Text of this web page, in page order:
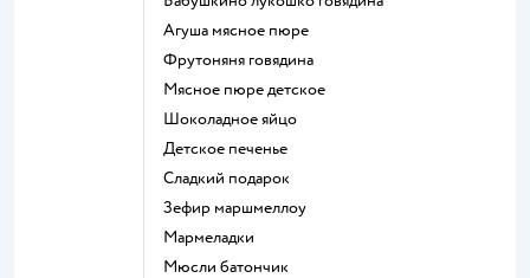
агуша мясное пюре
фрутоняня говядина
мясное пюре детское
шоколадное яйцо
детское печенье
сладкий подарок
зефир маршмеллоу
мармеладки
мюсли батончик